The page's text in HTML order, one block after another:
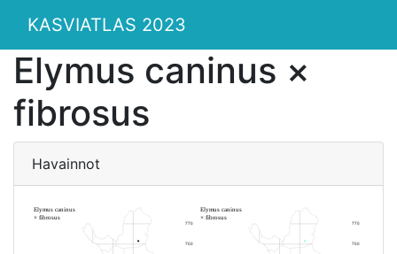
KASVIATLAS 2023
Elymus caninus ×
fibrosus
Havainnot